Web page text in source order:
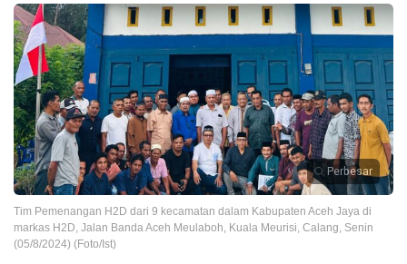
Perbesar
Tim Pemenangan H2D dari 9 kecamatan dalam Kabupaten Aceh Jaya di
markas H2D, Jalan Banda Aceh Meulaboh, Kuala Meurisi, Calang, Senin
(05/8/2024) (Foto/Ist)